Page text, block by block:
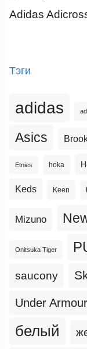
Adidas
Тэги
adidas
Asics
Etnies hoka
Keds Keen
Mizuno
Onitsuka Tiger
saucony
Under Armour
белый